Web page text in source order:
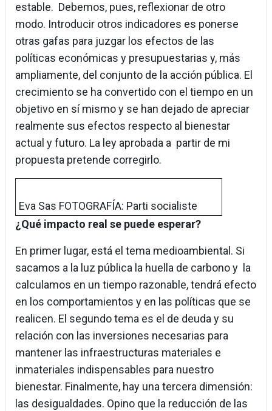
estable. Debemos, pues, reflexionar de otro
modo. Introducir otros indicadores es ponerse
otras gafas para juzgar los efectos de las
políticas económicas y presupuestarias y, más
ampliamente, del conjunto de la acción pública. El
crecimiento se ha convertido con el tiempo en un
objetivo en sí mismo y se han dejado de apreciar
realmente sus efectos respecto al bienestar
actual y futuro. La ley aprobada a partir de mi
propuesta pretende corregirlo.
Eva Sas FOTOGRAFÍA: Parti socialiste
¿Qué impacto real se puede esperar?
En primer lugar, está el tema medioambiental. Si
sacamos a la luz pública la huella de carbono y la
calculamos en un tiempo razonable, tendrá efecto
en los comportamientos y en las políticas que se
realicen. El segundo tema es el de deuda y su
relación con las inversiones necesarias para
mantener las infraestructuras materiales e
inmateriales indispensables para nuestro
bienestar. Finalmente, hay una tercera dimensión:
las desigualdades. Opino que la reducción de las